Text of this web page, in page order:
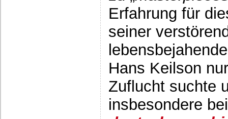
Erfahrung für
seiner
Hans Keilson
Zuflucht suchte
insbesondere